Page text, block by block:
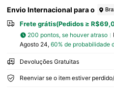
Envio Internacional para o
Frete grátis(Pedidos ≥
200 pontos, se houver atraso
Agosto 24, 60% de probabilidade
Devoluções Gratuitas